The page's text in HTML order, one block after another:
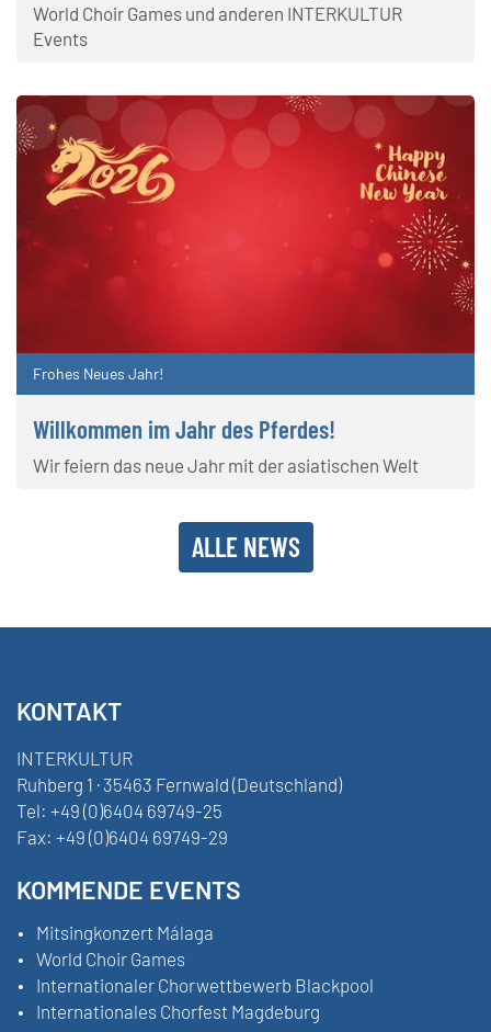
World Choir Games und anderen INTERKULTUR
Events
Frohes Neues Jahr!
Willkommen im Jahr des Pferdes!
Wir feiern das neue Jahr mit der asiatischen Welt
ALLE NEWS
KONTAKT
INTERKULTUR
Ruhberg 1 · 35463 Fernwald (Deutschland)
Tel: +49 (0)6404 69749-25
Fax: +49 (0)6404 69749-29
KOMMENDE EVENTS
Mitsingkonzert Málaga
World Choir Games
Internationaler Chorwettbewerb Blackpool
Internationales Chorfest Magdeburg